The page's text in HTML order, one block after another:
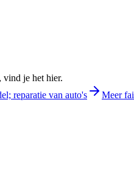
vind je het hier.
reparatie van auto's
Meer